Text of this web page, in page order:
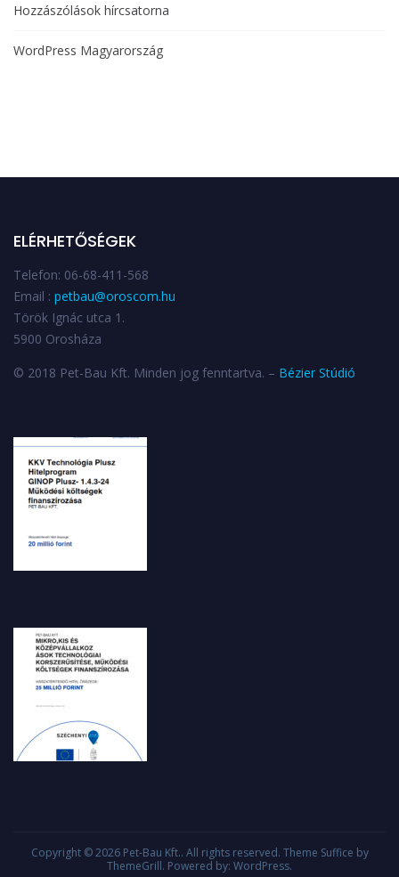
Hozzászólások hírcsatorna
WordPress Magyarország
ELÉRHETŐSÉGEK
Telefon: 06-68-411-568
Email : petbau@oroscom.hu
Török Ignác utca 1.
5900 Orosháza
© 2018 Pet-Bau Kft. Minden jog fenntartva. – Bézier Stúdió
Copyright © 2026 Pet-Bau Kft.. All rights reserved. Theme Suffice by
ThemeGrill. Powered by: WordPress.